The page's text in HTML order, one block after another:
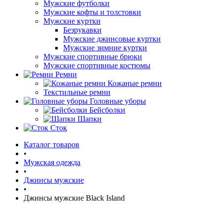
Мужские футболки
Мужские кофты и толстовки
Мужские куртки
Безрукавки
Мужские джинсовые куртки
Мужские зимние куртки
Мужские спортивные брюки
Мужские спортивные костюмы
Ремни
Кожаные ремни
Текстильные ремни
Головные уборы
Бейсболки
Шапки
Сток
Каталог товаров
•
Мужская одежда
•
Джинсы мужские
•
Джинсы мужские Black Island